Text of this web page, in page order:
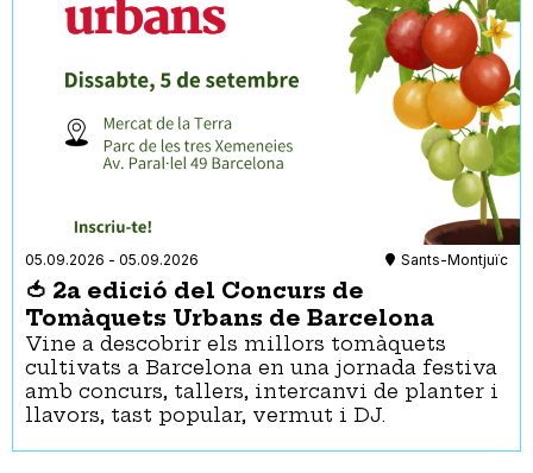
05.09.2026 - 05.09.2026 Sants-Montjuïc
🍅 2a edició del Concurs de
Tomàquets Urbans de Barcelona
Vine a descobrir els millors tomàquets
cultivats a Barcelona en una jornada festiva
amb concurs, tallers, intercanvi de planter i
llavors, tast popular, vermut i DJ.